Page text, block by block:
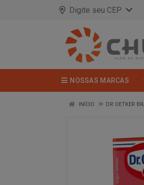
Digite seu CEP
NOSSAS MARCAS
INÍCIO DR OETKER